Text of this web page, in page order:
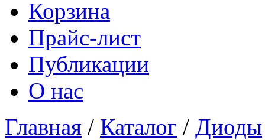
Корзина
Прайс-лист
Публикации
О нас
Главная / Каталог / Диоды